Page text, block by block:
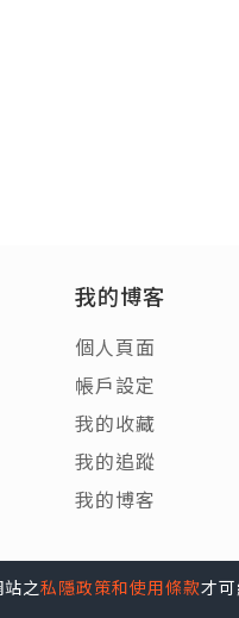
我的博客
個人頁面
帳戶設定
我的收藏
我的追蹤
我的博客
之私隱政策和使用條款才可